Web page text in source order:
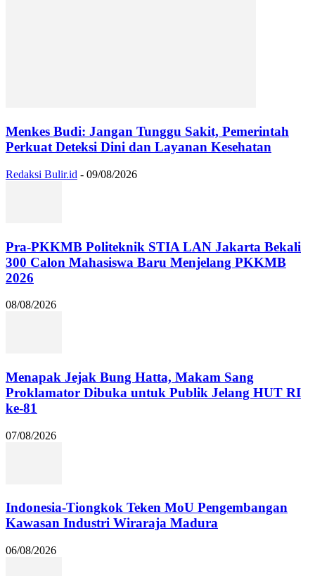
Menkes Budi: Jangan Tunggu Sakit, Pemerintah
Perkuat Deteksi Dini dan Layanan Kesehatan
Redaksi Bulir.id - 09/08/2026
Pra-PKKMB Politeknik STIA LAN Jakarta Bekali
300 Calon Mahasiswa Baru Menjelang PKKMB
2026
08/08/2026
Menapak Jejak Bung Hatta, Makam Sang
Proklamator Dibuka untuk Publik Jelang HUT RI
ke-81
07/08/2026
Indonesia-Tiongkok Teken MoU Pengembangan
Kawasan Industri Wiraraja Madura
06/08/2026